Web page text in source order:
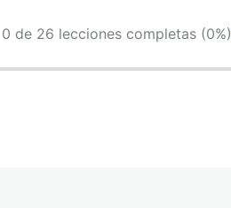
0 de 26 lecciones completas (0%)